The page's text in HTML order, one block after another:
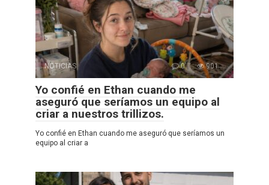
NOTICIAS 0 901
Yo confié en Ethan cuando me
aseguró que seríamos un equipo al
criar a nuestros trillizos.
Yo confié en Ethan cuando me aseguró que seríamos un
equipo al criar a